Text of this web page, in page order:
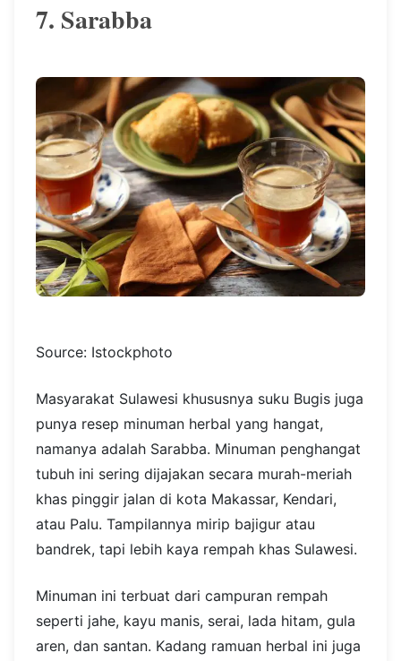
7. Sarabba
Source: Istockphoto
Masyarakat Sulawesi khususnya suku Bugis juga
punya resep minuman herbal yang hangat,
namanya adalah Sarabba. Minuman penghangat
tubuh ini sering dijajakan secara murah-meriah
khas pinggir jalan di kota Makassar, Kendari,
atau Palu. Tampilannya mirip bajigur atau
bandrek, tapi lebih kaya rempah khas Sulawesi.
Minuman ini terbuat dari campuran rempah
seperti jahe, kayu manis, serai, lada hitam, gula
aren, dan santan. Kadang ramuan herbal ini juga